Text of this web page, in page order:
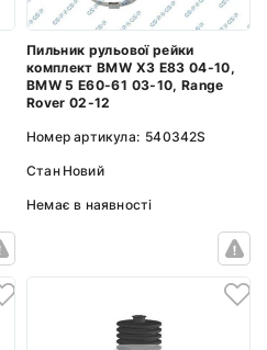
Пильник рульової рейки
комплект BMW X3 E83 04-10,
BMW 5 E60-61 03-10, Range
Rover 02-12
Номер артикула: 540342S
Стан Новий
Немає в наявності